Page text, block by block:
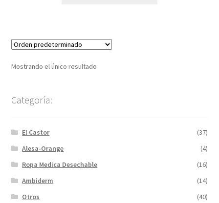
Mostrando el único resultado
Categoría:
El Castor
(37)
Alesa-Orange
(4)
Ropa Medica Desechable
(16)
Ambiderm
(14)
Otros
(40)